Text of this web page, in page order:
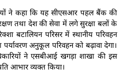
ने कहा कि यह सीएसआर पहल बैंक की
तथा देश की सेवा में लगे सुरक्षा बलों के
बटालियन परिसर में स्थानीय परिवहन
अनुकूल परिवहन को बढ़ावा देगा।
ने एसबीआई खगड़ा शाखा की इस
आभार व्यक्त किया।